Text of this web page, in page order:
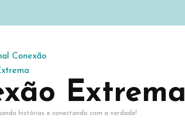
Extrema
histórias e conectando com a verdade!